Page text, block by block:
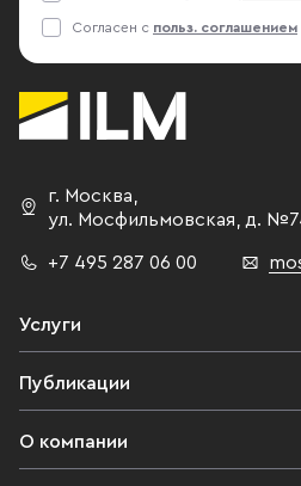
Согласен с польз. соглашением
г. Москва,
ул. Мосфильмовская, д.
+7 495 287 06 00
Услуги
Публикации
О компании